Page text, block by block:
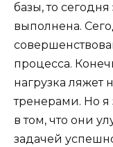
базы, то
выполнена.
процесса.
нагрузка ляжет
тренерами. Но я
в том, что они
задачей